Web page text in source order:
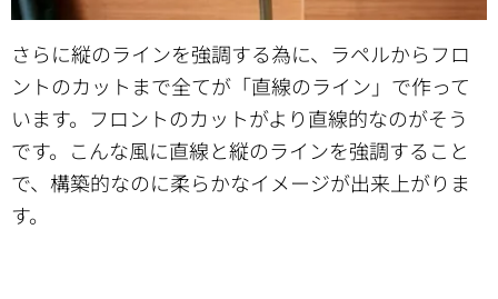
さらに縦のラインを強調する為に、ラペルからフロ
ントのカットまで全てが「直線のライン」で作って
います。フロントのカットがより直線的なのがそう
です。こんな風に直線と縦のラインを強調すること
で、構築的なのに柔らかなイメージが出来上がりま
す。